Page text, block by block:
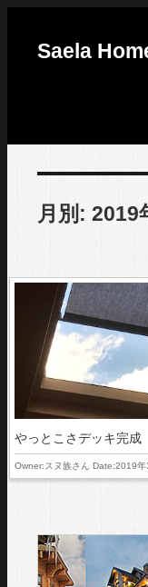
Saela
月別: 2019
やっとこさデッキ完成
Owner:スヌ族さん Date:2019年